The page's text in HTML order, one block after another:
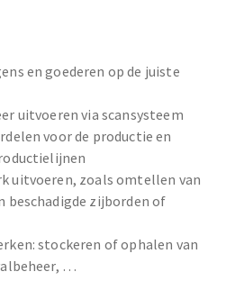
en goederen op de juiste
uitvoeren via scansysteem
voor de productie en
uitvoeren, zoals omtellen van
beschadigde zijborden of
stockeren of ophalen van
…